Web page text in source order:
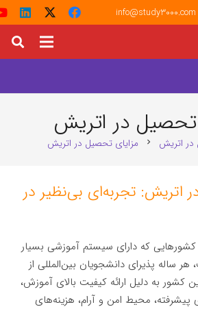
info@study3000.com
تحصیل در اتریش
اتریش chevron_right مزایای تحصیل در اتریش
اتریش: تجربه‌ای بی‌نظیر در
کشورهایی که دارای سیستم آموزشی بسیار
ساله پذیرای دانشجویان بین‌المللی از
کشور به دلیل ارائه کیفیت بالای آموزش،
محیط امن و آرام، هزینه‌های